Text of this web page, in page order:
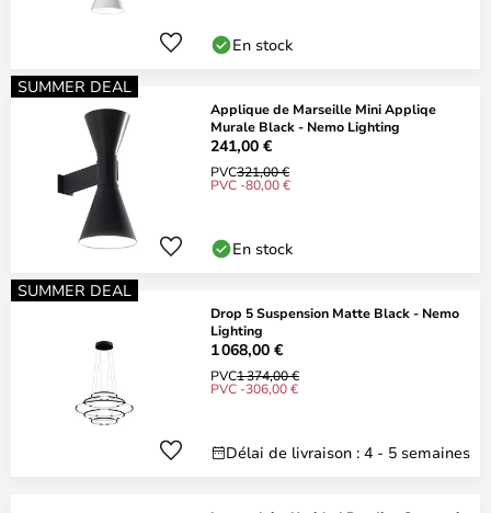
En stock
SUMMER DEAL
Applique de Marseille Mini Appliqe
Murale Black - Nemo Lighting
241,00 €
PVC321,00 €
PVC -80,00 €
En stock
SUMMER DEAL
Drop 5 Suspension Matte Black - Nemo
Lighting
1 068,00 €
PVC1 374,00 €
PVC -306,00 €
Délai de livraison : 4 - 5 semaines